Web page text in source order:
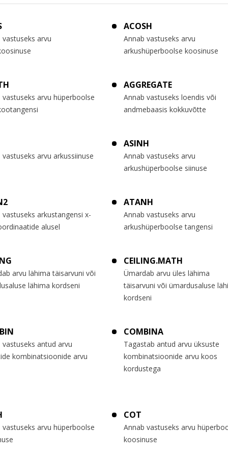
vastuseks arvu
ACOSH
Annab vastuseks arvu
arkushüperboolse koosinuse
vastuseks arvu hüperboolse
AGGREGATE
Annab vastuseks loendis või
andmebaasis kokkuvõtte
vastuseks arvu arkussiinuse
ASINH
Annab vastuseks arvu
arkushüperboolse siinuse
vastuseks arkustangensi x-
alusel
ATANH
Annab vastuseks arvu
arkushüperboolse tangensi
arvu lähima täisarvuni või
lähima kordseni
CEILING.MATH
Ümardab arvu üles lähima
täisarvuni või ümardusaluse
kordseni
vastuseks antud arvu
kombinatsioonide arvu
COMBINA
Tagastab antud arvu üksuste
kombinatsioonide arvu koos
kordustega
vastuseks arvu hüperboolse
COT
Annab vastuseks arvu
koosinuse